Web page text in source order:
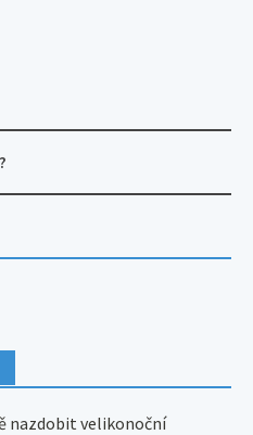
nazdobit velikonoční